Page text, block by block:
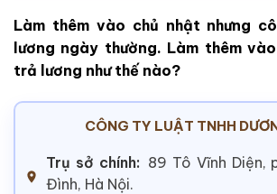
Làm thêm vào chủ nhật nhưng
lương ngày thường. Làm thêm
trả lương như thế nào?
CÔNG TY LUẬT TNHH
Trụ sở chính: 89 Tô Vĩnh Diện,
Đình, Hà Nội.